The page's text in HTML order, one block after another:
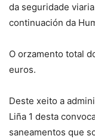
da seguridade
continuación da
O orzamento total
euros.
Deste xeito a
Liña 1 desta
saneamentos que